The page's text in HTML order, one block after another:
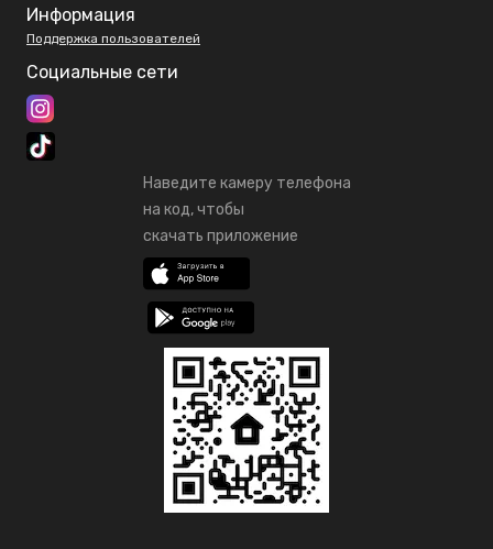
Информация
Поддержка пользователей
Социальные сети
Наведите камеру телефона
на код, чтобы
скачать приложение